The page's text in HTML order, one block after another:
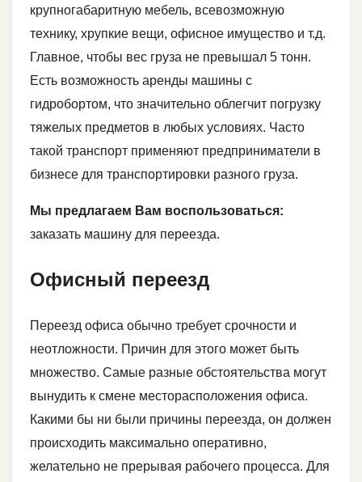
крупногабаритную мебель, всевозможную
технику, хрупкие вещи, офисное имущество и т.д.
Главное, чтобы вес груза не превышал 5 тонн.
Есть возможность аренды машины с
гидробортом, что значительно облегчит погрузку
тяжелых предметов в любых условиях. Часто
такой транспорт применяют предприниматели в
бизнесе для транспортировки разного груза.
Мы предлагаем Вам воспользоваться:
заказать машину для переезда.
Офисный переезд
Переезд офиса обычно требует срочности и
неотложности. Причин для этого может быть
множество. Самые разные обстоятельства могут
вынудить к смене месторасположения офиса.
Какими бы ни были причины переезда, он должен
происходить максимально оперативно,
желательно не прерывая рабочего процесса. Для